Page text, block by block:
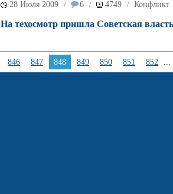
28 Июля 2009 / 6 / 4749 / Конфликт
На техосмотр пришла Советская
846 847 848 849 850 851 852 ...